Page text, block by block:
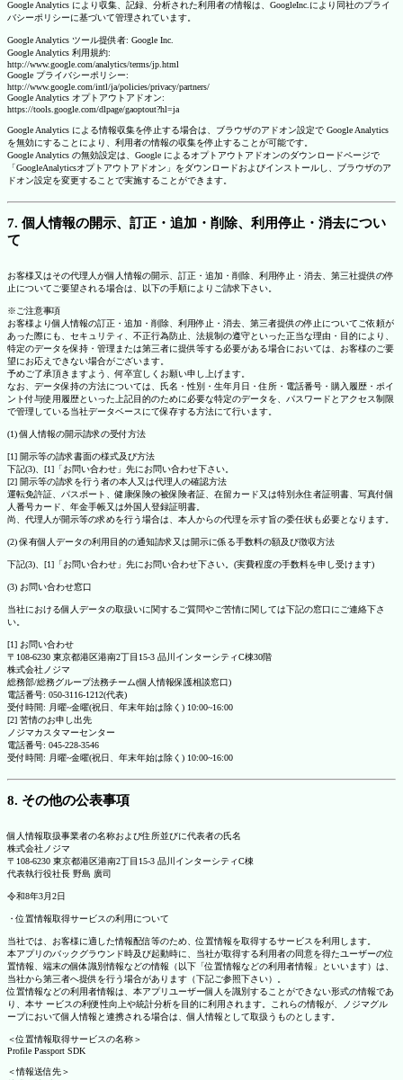
Google Analytics により収集、記録、分析された利用者の情報は、GoogleInc.により同社のプライ
バシーポリシーに基づいて管理されています。
Google Analytics ツール提供者: Google Inc.
Google Analytics 利用規約:
http://www.google.com/analytics/terms/jp.html
Google プライバシーポリシー:
http://www.google.com/intl/ja/policies/privacy/partners/
Google Analytics オプトアウトアドオン:
https://tools.google.com/dlpage/gaoptout?hl=ja
Google Analytics による情報収集を停止する場合は、ブラウザのアドオン設定で Google Analytics
を無効にすることにより、利用者の情報の収集を停止することが可能です。
Google Analytics の無効設定は、Google によるオプトアウトアドオンのダウンロードページで
「GoogleAnalyticsオプトアウトアドオン」をダウンロードおよびインストールし、ブラウザのア
ドオン設定を変更することで実施することができます。
7. 個人情報の開示、訂正・追加・削除、利用停止・消去につい
て
お客様又はその代理人が個人情報の開示、訂正・追加・削除、利用停止・消去、第三社提供の停
止についてご要望される場合は、以下の手順によりご請求下さい。
※ご注意事項
お客様より個人情報の訂正・追加・削除、利用停止・消去、第三者提供の停止についてご依頼が
あった際にも、セキュリティ、不正行為防止、法規制の遵守といった正当な理由・目的により、
特定のデータを保持・管理または第三者に提供等する必要がある場合においては、お客様のご要
望にお応えできない場合がございます。
予めご了承頂きますよう、何卒宜しくお願い申し上げます。
なお、データ保持の方法については、氏名・性別・生年月日・住所・電話番号・購入履歴・ポイ
ント付与使用履歴といった上記目的のために必要な特定のデータを、パスワードとアクセス制限
で管理している当社データベースにて保存する方法にて行います。
(1) 個人情報の開示請求の受付方法
[1] 開示等の請求書面の様式及び方法
下記(3)、[1]「お問い合わせ」先にお問い合わせ下さい。
[2] 開示等の請求を行う者の本人又は代理人の確認方法
運転免許証、パスポート、健康保険の被保険者証、在留カード又は特別永住者証明書、写真付個
人番号カード、年金手帳又は外国人登録証明書。
尚、代理人が開示等の求めを行う場合は、本人からの代理を示す旨の委任状も必要となります。
(2) 保有個人データの利用目的の通知請求又は開示に係る手数料の額及び徴収方法
下記(3)、[1]「お問い合わせ」先にお問い合わせ下さい。(実費程度の手数料を申し受けます)
(3) お問い合わせ窓口
当社における個人データの取扱いに関するご質問やご苦情に関しては下記の窓口にご連絡下さ
い。
[1] お問い合わせ
〒108-6230 東京都港区港南2丁目15-3 品川インターシティC棟30階
株式会社ノジマ
総務部/総務グループ法務チーム(個人情報保護相談窓口)
電話番号: 050-3116-1212(代表)
受付時間: 月曜~金曜(祝日、年末年始は除く) 10:00~16:00
[2] 苦情のお申し出先
ノジマカスタマーセンター
電話番号: 045-228-3546
受付時間: 月曜~金曜(祝日、年末年始は除く) 10:00~16:00
8. その他の公表事項
個人情報取扱事業者の名称および住所並びに代表者の氏名
株式会社ノジマ
〒108-6230 東京都港区港南2丁目15-3 品川インターシティC棟
代表執行役社長 野島 廣司
令和8年3月2日
・位置情報取得サービスの利用について
当社では、お客様に適した情報配信等のため、位置情報を取得するサービスを利用します。
本アプリのバックグラウンド時及び起動時に、当社が取得する利用者の同意を得たユーザーの位
置情報、端末の個体識別情報などの情報（以下「位置情報などの利用者情報」といいます）は、
当社から第三者へ提供を行う場合があります（下記ご参照下さい）。
位置情報などの利用者情報は、本アプリユーザー個人を識別することができない形式の情報であ
り、本サ ービスの利便性向上や統計分析を目的に利用されます。これらの情報が、ノジマグル
ープにおいて個人情報と連携される場合は、個人情報として取扱うものとします。
＜位置情報取得サービスの名称＞
Profile Passport SDK
＜情報送信先＞